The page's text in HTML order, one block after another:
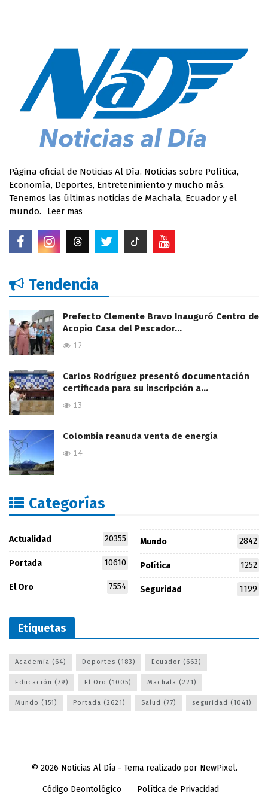
Página oficial de Noticias Al Día. Noticias sobre Política,
Economía, Deportes, Entretenimiento y mucho más.
Tenemos las últimas noticias de Machala, Ecuador y el
mundo.
Leer mas
Tendencia
Prefecto Clemente Bravo Inauguró Centro de
Acopio Casa del Pescador…
12
Carlos Rodríguez presentó documentación
certificada para su inscripción a…
13
Colombia reanuda venta de energía
14
Categorías
Actualidad 20355
Portada 10610
El Oro 7554
Mundo 2842
Política 1252
Seguridad 1199
Etiquetas
Academia (64) Deportes (183) Ecuador (663)
Educación (79) El Oro (1005) Machala (221)
Mundo (151) Portada (2621) Salud (77) seguridad (1041)
© 2026 Noticias Al Día- Tema realizado por NewPixel.
Código Deontológico Política de Privacidad